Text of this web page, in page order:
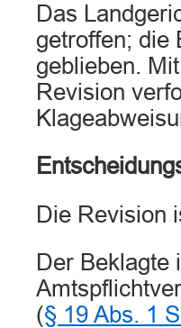
Das
getroffen; die
geblieben.
Revision
Die Revision
Der Beklagte
(§ 19 Abs. 1